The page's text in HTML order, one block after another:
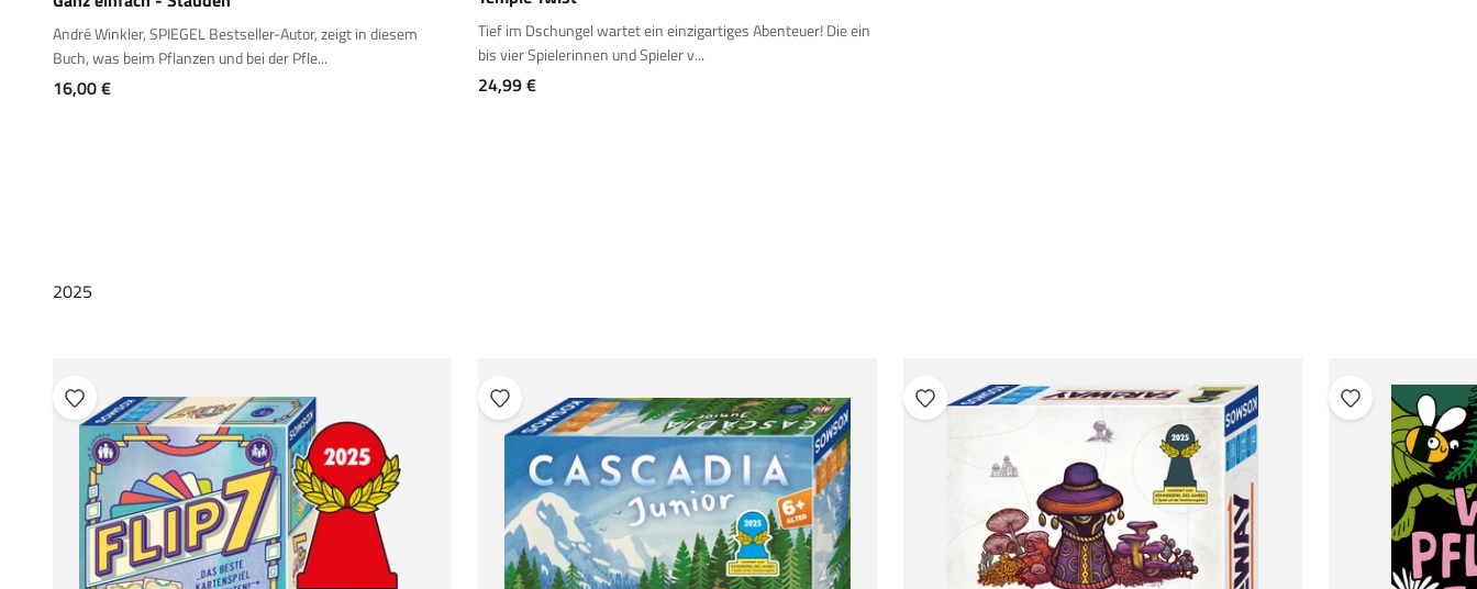
André Winkler, SPIEGEL Bestseller-Autor, zeigt in diesem
Buch, was beim Pflanzen und bei der Pfle...
Angebot
16,00 €
Tief im Dschungel wartet ein einzigartiges Abenteuer! Die ein
bis vier Spielerinnen und Spieler v...
Angebot
24,99 €